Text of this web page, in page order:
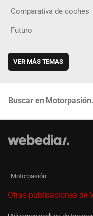
Comparativa de coches
Futuro
VER MÁS TEMAS
Motorpasión
Otras publicaciones de